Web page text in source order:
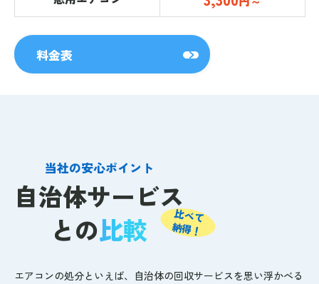
料金表
比べて
納得！
当社の安心ポイント
自治体サービス
との比較
エアコンの処分といえば、自治体の回収サービスを思い浮かべる